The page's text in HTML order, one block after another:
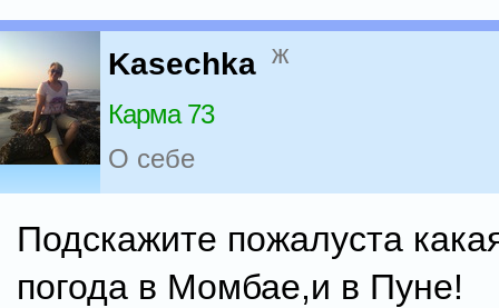
Kasechka ж
Карма 73
О себе
Подскажите пожалуста
погода в Момбае,и в Пуне!